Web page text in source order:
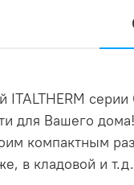
ITALTHERM
для Вашего
компактным
в кладовой и